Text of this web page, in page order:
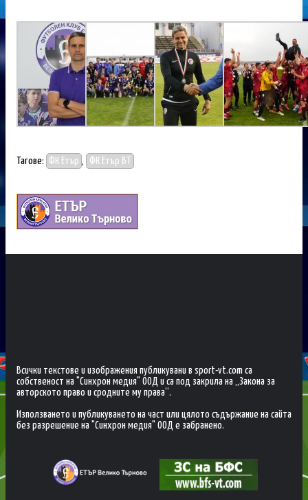
Тагове: ФК Етър , ФК Етър ВТ
Всички текстове и изображения публикувани в sport-vt.com са
собственост на "Синхрон медия" ООД и са под закрила на „Закона за
авторското право и сродните му права“.
Използването и публикуването на част или цялото съдържание на сайта
без разрешение на "Синхрон медия" ООД е забранено.